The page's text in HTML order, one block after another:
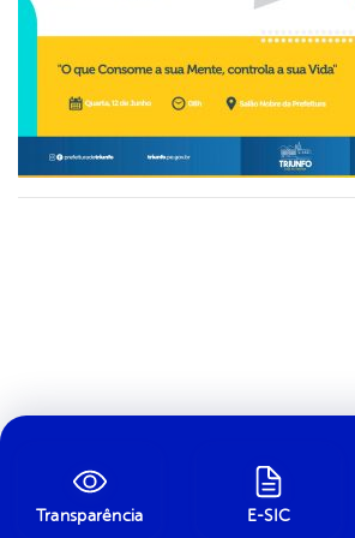
Transparência E-SIC